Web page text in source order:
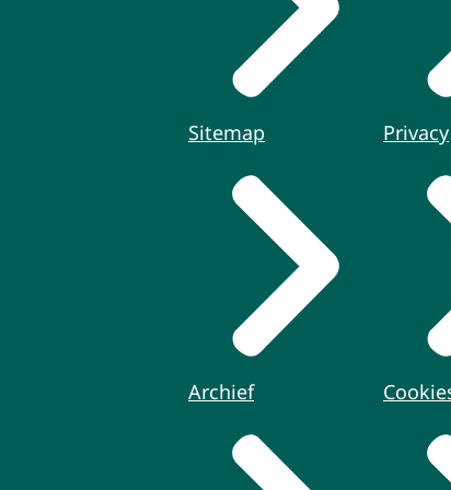
Sitemap
Archief
Privacy